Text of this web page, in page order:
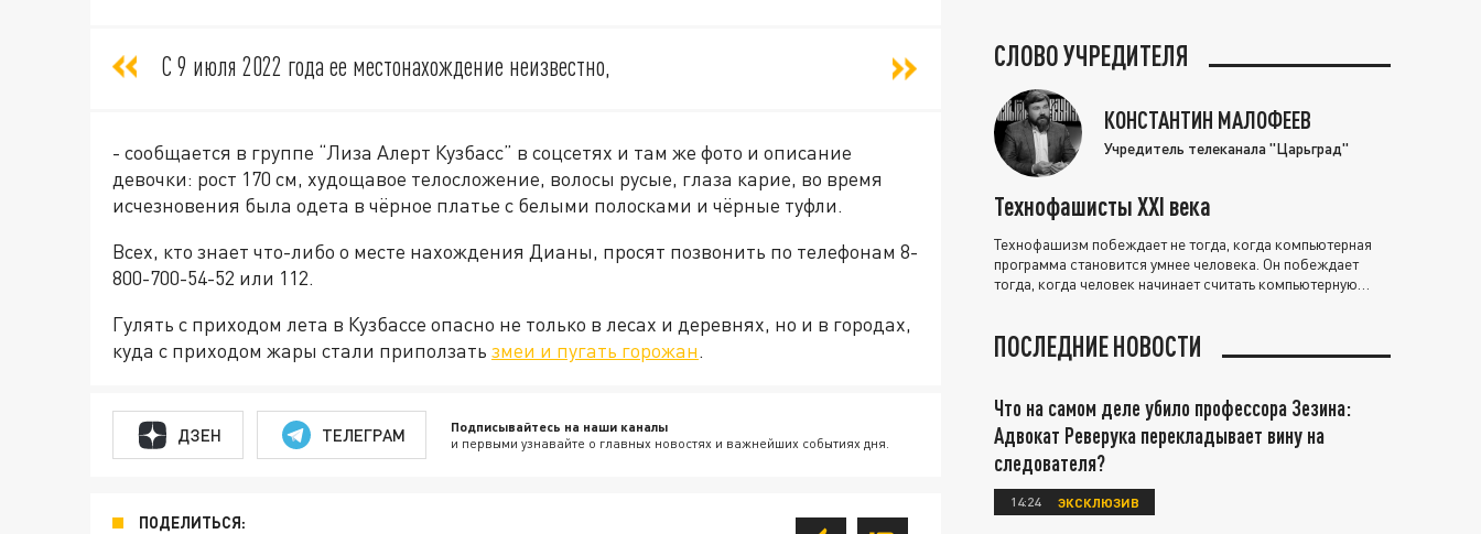
С 9 июля 2022 года ее местонахождение неизвестно,
- сообщается в группе “Лиза Алерт Кузбасс” в соцсетях и там же фото и описание
девочки: рост 170 см, худощавое телосложение, волосы русые, глаза карие, во время
исчезновения была одета в чёрное платье с белыми полосками и чёрные туфли.
Всех, кто знает что-либо о месте нахождения Дианы, просят позвонить по телефонам 8-
800-700-54-52 или 112.
Гулять с приходом лета в Кузбассе опасно не только в лесах и деревнях, но и в городах,
куда с приходом жары стали приползать змеи и пугать горожан.
ДЗЕН ТЕЛЕГРАМ Подписывайтесь на наши каналы
и первыми узнавайте о главных новостях и важнейших событиях дня.
ПОДЕЛИТЬСЯ:
СЛОВО УЧРЕДИТЕЛЯ
КОНСТАНТИН МАЛОФЕЕВ
Учредитель телеканала "Царьград"
Технофашисты XXI века
Технофашизм побеждает не тогда, когда компьютерная
программа становится умнее человека. Он побеждает
тогда, когда человек начинает считать компьютерную
ПОСЛЕДНИЕ НОВОСТИ
Что на самом деле убило профессора Зезина:
Адвокат Реверука перекладывает вину на
следователя?
14:24 ЭКСКЛЮЗИВ